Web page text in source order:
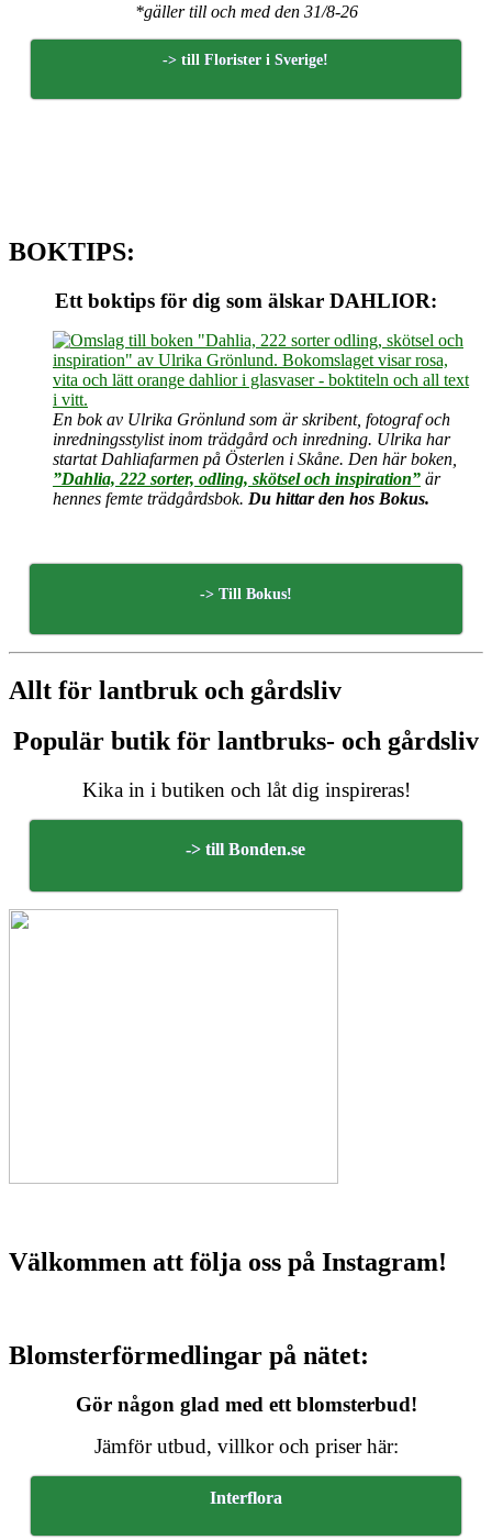
*gäller till och med den 31/8-26
-> till Florister i Sverige!
BOKTIPS:
Ett boktips för dig som älskar DAHLIOR:
En bok av Ulrika Grönlund som är skribent, fotograf och
inredningsstylist inom trädgård och inredning. Ulrika har
startat Dahliafarmen på Österlen i Skåne. Den här boken,
”Dahlia, 222 sorter, odling, skötsel och inspiration” är
hennes femte trädgårdsbok. Du hittar den hos Bokus.
-> Till Bokus!
Allt för lantbruk och gårdsliv
Populär butik för lantbruks- och gårdsliv
Kika in i butiken och låt dig inspireras!
-> till Bonden.se
Välkommen att följa oss på Instagram!
Blomsterförmedlingar på nätet:
Gör någon glad med ett blomsterbud!
Jämför utbud, villkor och priser här:
Interflora